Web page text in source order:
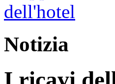
Notizia